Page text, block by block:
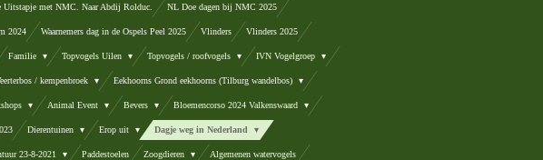
Uitstapje met NMC. Naar Abdij Rolduc. NL Doe dagen bij NMC 2025
2024 Waarnemers dag in de Ospels Peel 2025 Vlinders Vlinders 2025
Familie Topvogels Uilen Topvogels / roofvogels IVN Vogelgroep
/ kempenbroek Eekhoorns Grond eekhoorns (Tilburg wandelbos)
Animal Event Bevers Bloemencorso 2024 Valkenswaard
Dierentuinen Erop uit Dagje weg in Nederland
23-8-2021 Paddestoelen Zoogdieren Algemenen watervogels